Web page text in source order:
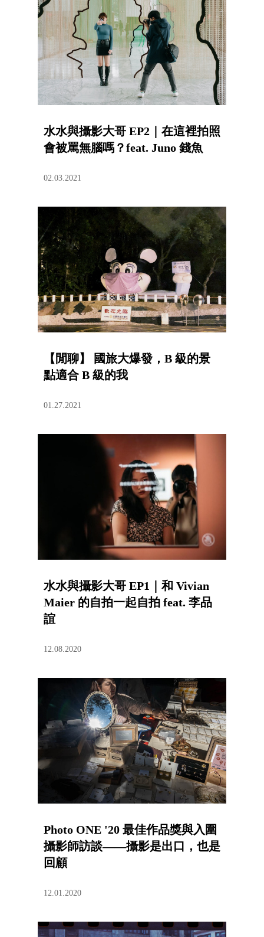
水水與攝影大哥 EP2｜在這裡拍照
會被罵無腦嗎？feat. Juno 錢魚
02.03.2021
【閒聊】 國旅大爆發，B 級的景
點適合 B 級的我
01.27.2021
水水與攝影大哥 EP1｜和 Vivian
Maier 的自拍一起自拍 feat. 李品
誼
12.08.2020
Photo ONE '20 最佳作品獎與入圍
攝影師訪談——攝影是出口，也是
回顧
12.01.2020